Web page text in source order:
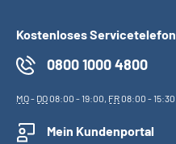
Kostenloses Servicetelefon
0800 1000 4800
MO- DO08:00 - 19:00, FR08:00 - 15:30
Mein Kundenportal